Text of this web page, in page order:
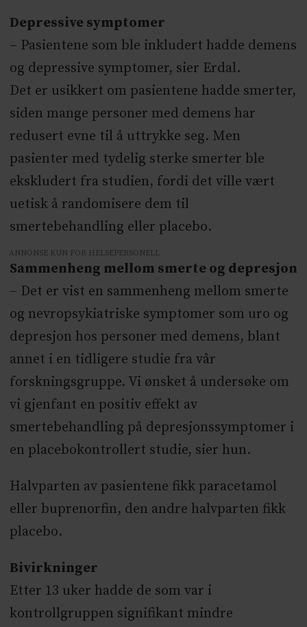
Depressive symptomer
– Pasientene som ble inkludert hadde demens
og depressive symptomer, sier Erdal.
Det er usikkert om pasientene hadde smerter,
siden mange personer med demens har
redusert evne til å uttrykke seg. Men
pasienter med tydelig sterke smerter ble
ekskludert fra studien, fordi det ville vært
uetisk å randomisere dem til
smertebehandling eller placebo.
ANNONSE KUN FOR HELSEPERSONELL
Sammenheng mellom smerte og depresjon
– Det er vist en sammenheng mellom smerte
og nevropsykiatriske symptomer som uro og
depresjon hos personer med demens, blant
annet i en tidligere studie fra vår
forskningsgruppe. Vi ønsket å undersøke om
vi gjenfant en positiv effekt av
smertebehandling på depresjonssymptomer i
en placebokontrollert studie, sier hun.
Halvparten av pasientene fikk paracetamol
eller buprenorfin, den andre halvparten fikk
placebo.
Bivirkninger
Etter 13 uker hadde de som var i
kontrollgruppen signifikant mindre